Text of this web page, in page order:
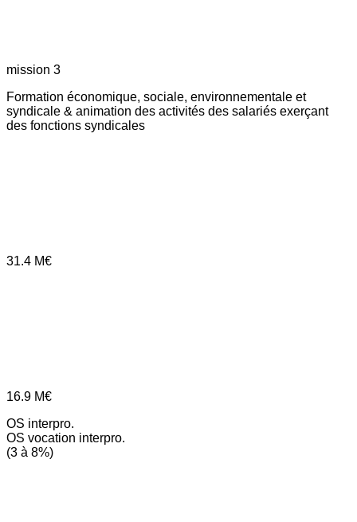
mission 3
Formation économique, sociale, environnementale et
syndicale & animation des activités des salariés exerçant
des fonctions syndicales
31.4 M€
16.9 M€
OS interpro.
OS vocation interpro.
(3 à 8%)